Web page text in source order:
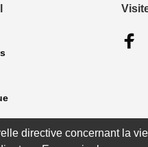
exclusivités
directive concernant la